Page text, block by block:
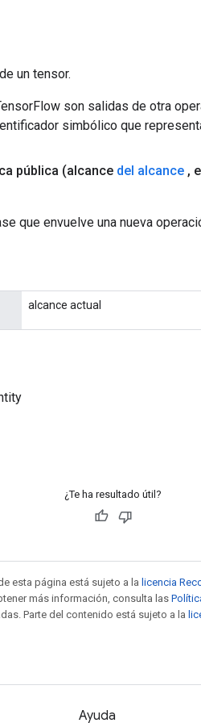
un tensor.
son salidas de otra
simbólico que
pública (alcance del alcance ,
que envuelve una nueva
alcance actual
¿Te ha resultado útil?
esta página está sujeto a la licencia
más información, consulta las
Parte del contenido está sujeto a la
Ayuda